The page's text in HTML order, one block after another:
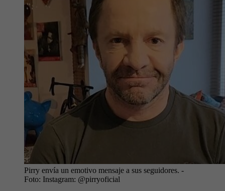
Pirry envía un emotivo mensaje a sus seguidores. -
Foto: Instagram: @pirryoficial